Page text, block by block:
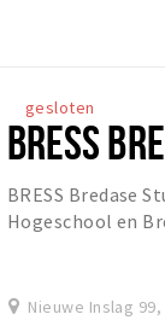
gesloten
BRESS
BRESS Bredase
Hogeschool en
Nieuwe Inslag